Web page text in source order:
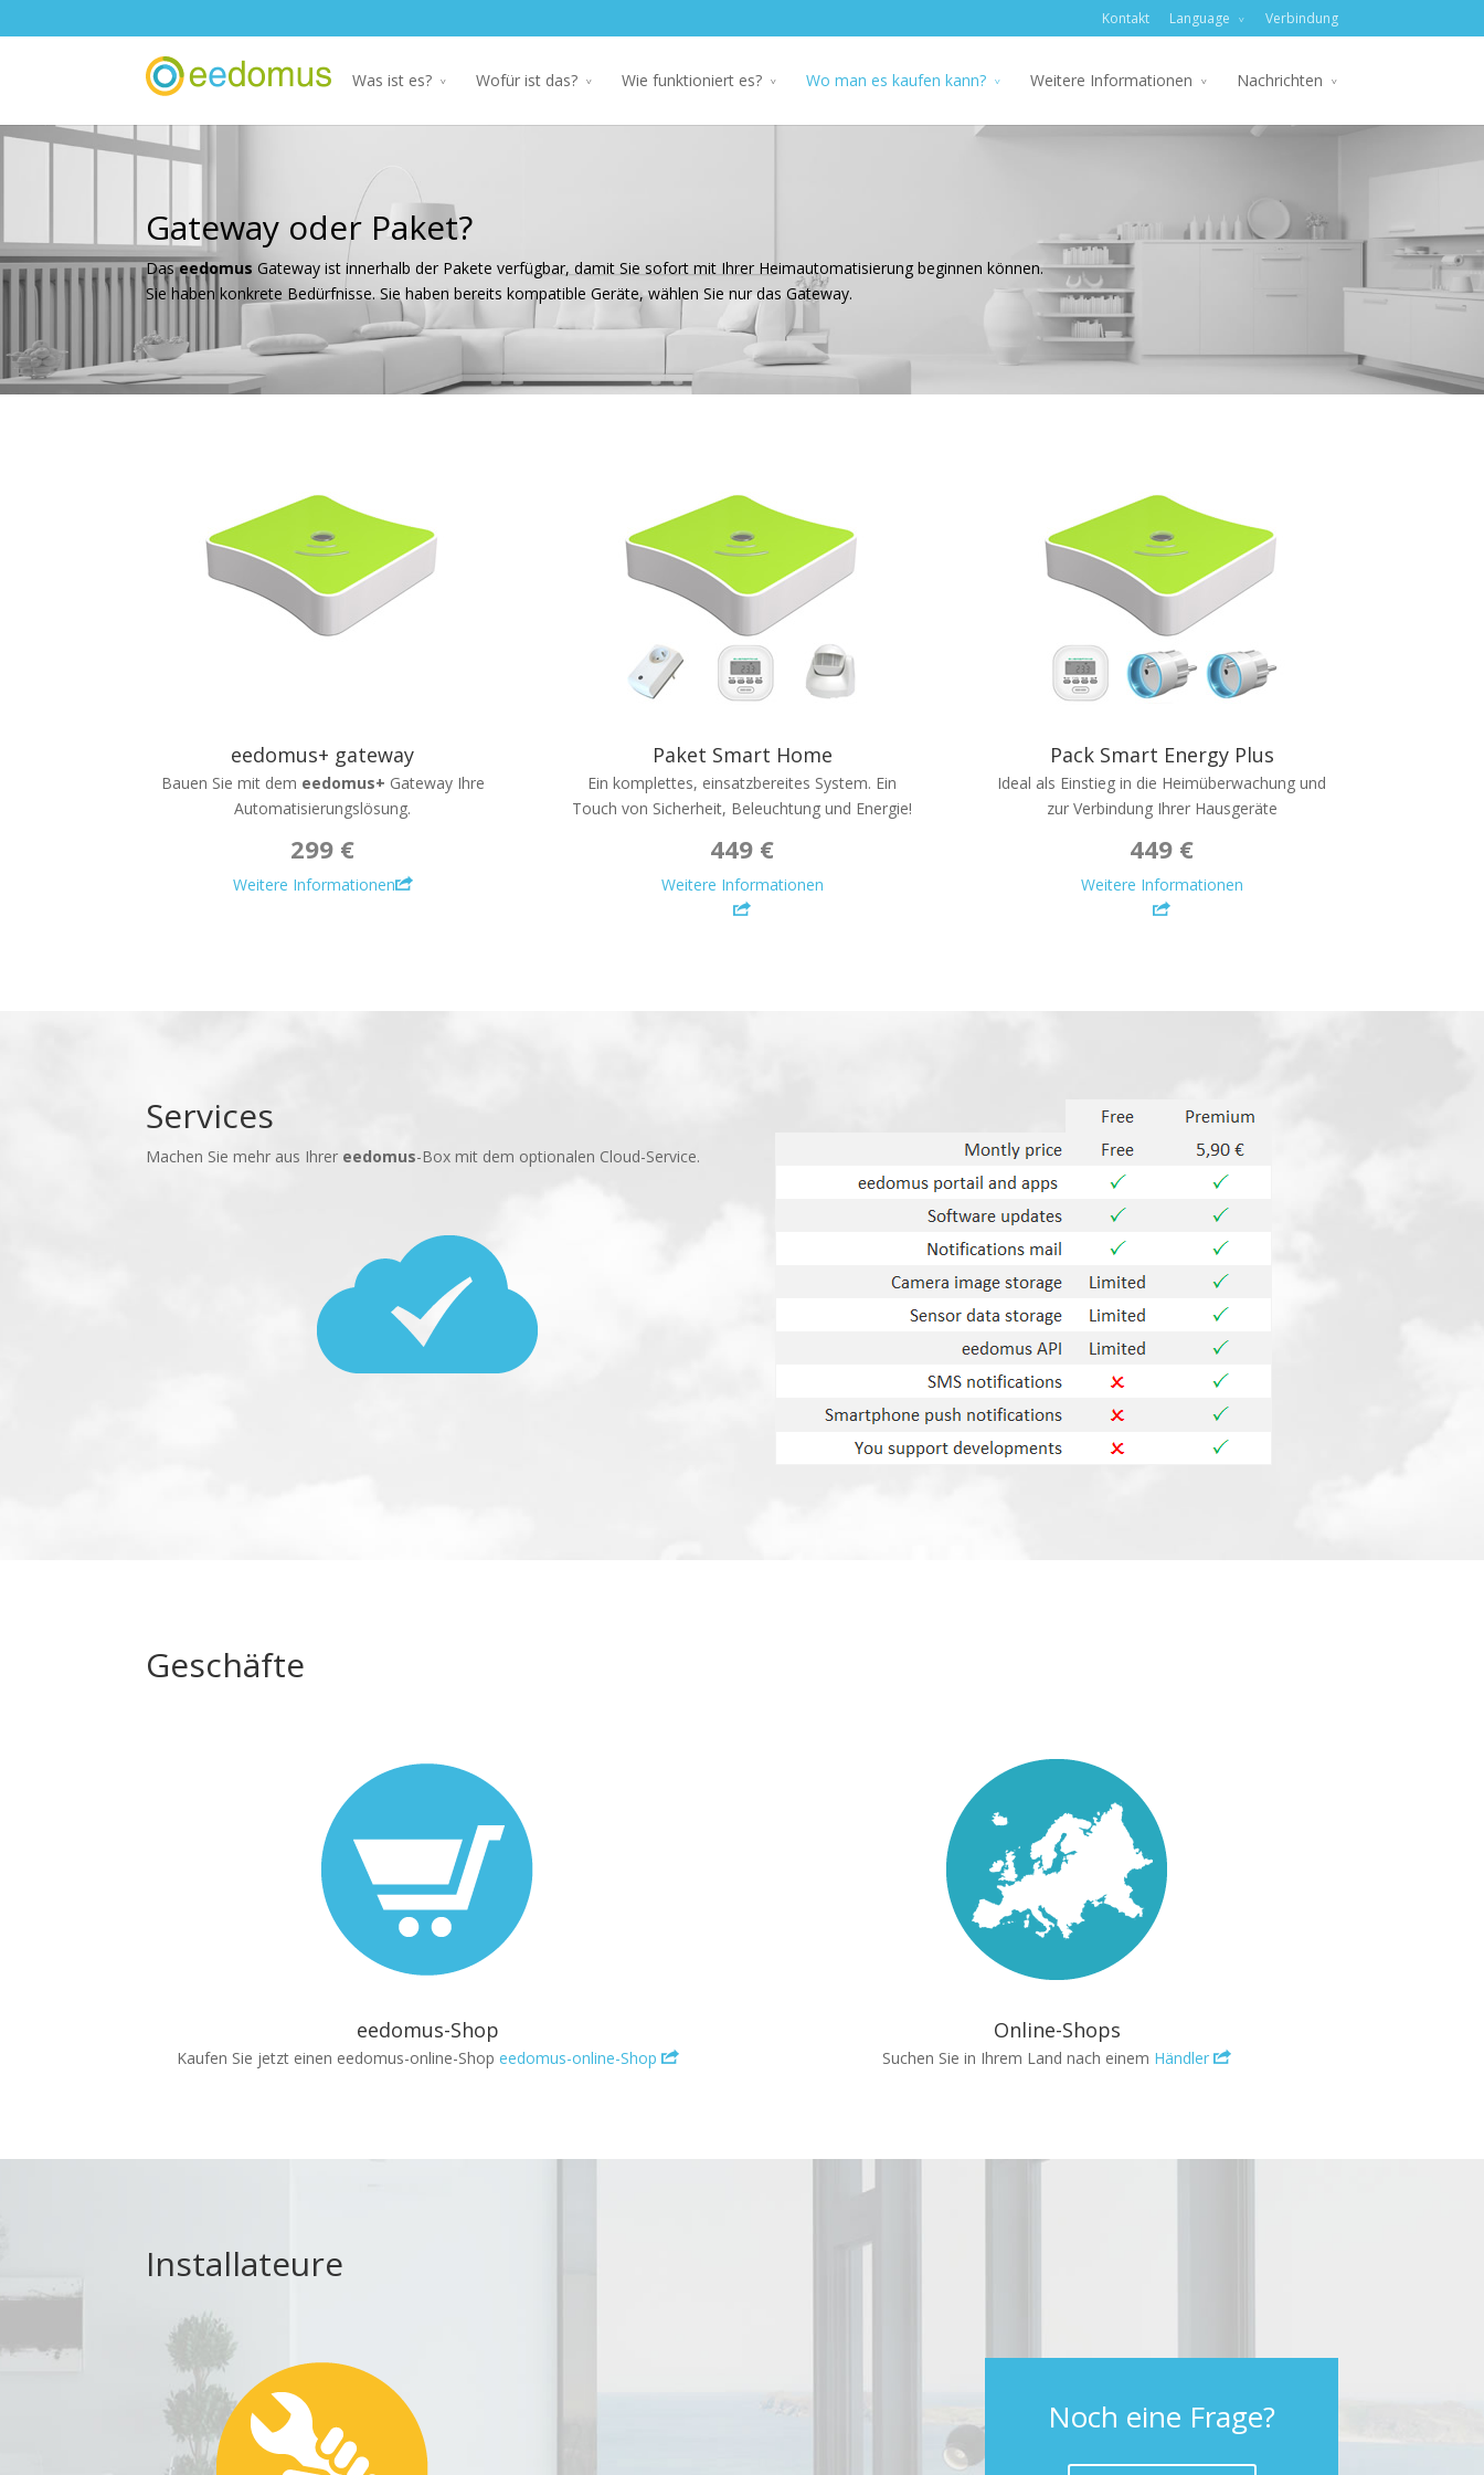
Kontakt Language Verbindung
Was ist es? Wofür ist das? Wie funktioniert es? Wo man es kaufen kann? Weitere Informationen Nachrichten
Gateway oder Paket?
Daseedomus Gateway ist innerhalb der Pakete verfügbar, damit Sie sofort mit Ihrer Heimautomatisierung beginnen können.
Sie haben konkrete Bedürfnisse. Sie haben bereits kompatible Geräte, wählen Sie nur das Gateway.
eedomus+ gateway
Bauen Sie mit dem eedomus+ Gateway Ihre
Automatisierungslösung.
299 €
Weitere Informationen
Paket Smart Home
Ein komplettes, einsatzbereites System. Ein
Touch von Sicherheit, Beleuchtung und Energie!
449 €
Weitere Informationen
Pack Smart Energy Plus
Ideal als Einstieg in die Heimüberwachung und
zur Verbindung Ihrer Hausgeräte
449 €
Weitere Informationen
Services
Machen Sie mehr aus Ihrer eedomus-Box mit dem optionalen Cloud-Service.
Geschäfte
eedomus-Shop
Kaufen Sie jetzt einen eedomus-online-Shop eedomus-online-Shop
Online-Shops
Suchen Sie in Ihrem Land nach einem Händler
Installateure
Noch eine Frage?